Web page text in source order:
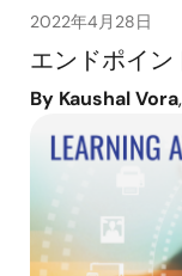
2022年4月28日
エンドポイン
By Kaushal Vora